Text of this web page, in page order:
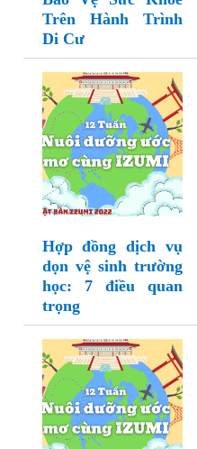
Trên Hành Trình
Di Cư
Hợp đồng dịch vụ
dọn vệ sinh trường
học: 7 điều quan
trọng